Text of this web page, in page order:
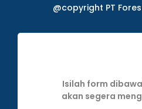
@copyright PT
Isilah form
akan segera